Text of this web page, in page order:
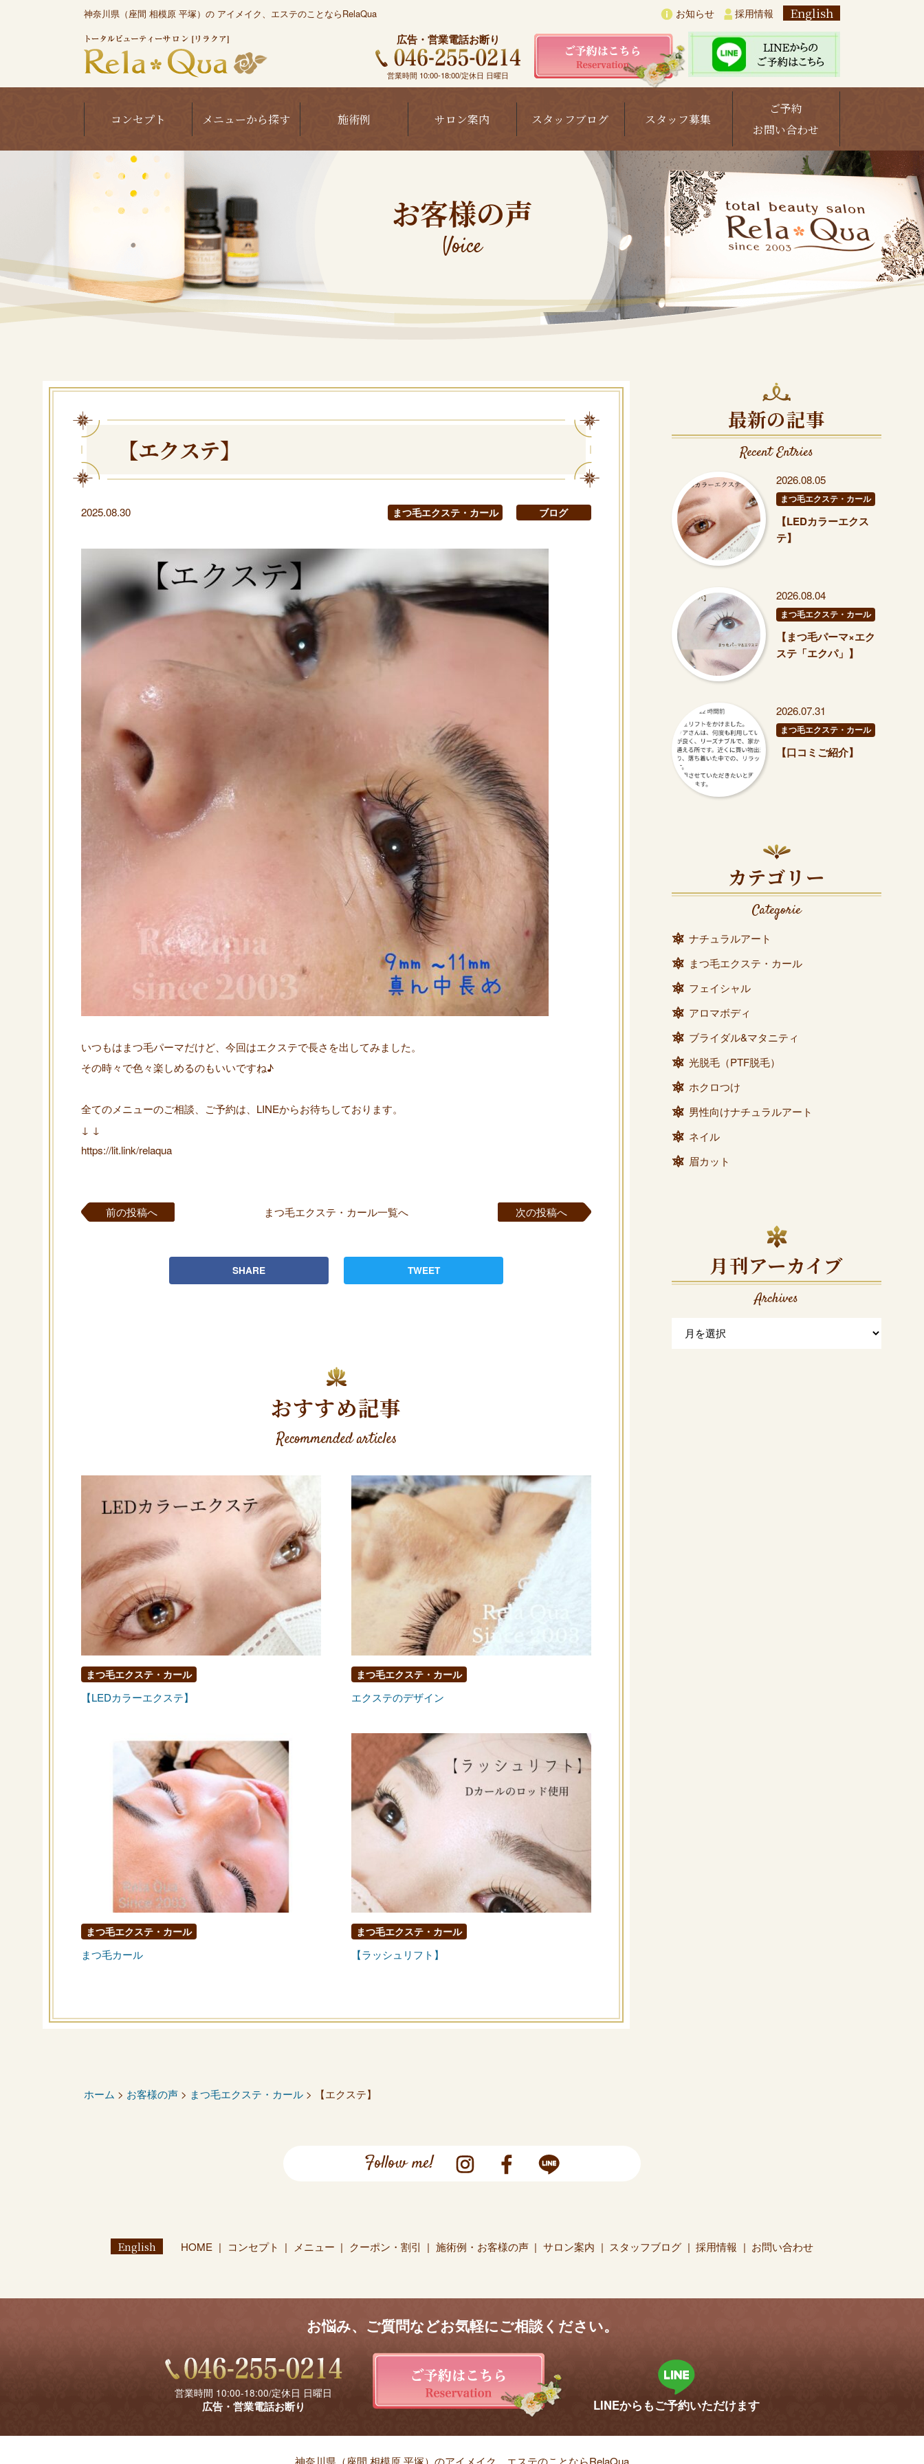
神奈川県（座間 相模原 平塚）の アイメイク、エステのことならRelaQua お知らせ 採用情報 English
広告・営業電話お断り
営業時間 10:00-18:00/定休日 日曜日
コンセプト メニューから探す 施術例 サロン案内 スタッフブログ スタッフ募集
ご予約
お問い合わせ
お客様の声
Voice
【エクステ】
2025.08.30 まつ毛エクステ・カール ブログ
いつもはまつ毛パーマだけど、今回はエクステで長さを出してみました。
その時々で色々楽しめるのもいいですね♪
全てのメニューのご相談、ご予約は、LINEからお待ちしております。
↓ ↓
https://lit.link/relaqua
前の投稿へ まつ毛エクステ・カール一覧へ 次の投稿へ
SHARE TWEET
おすすめ記事
Recommended articles
まつ毛エクステ・カール
【LEDカラーエクステ】
まつ毛エクステ・カール
エクステのデザイン
まつ毛エクステ・カール
まつ毛カール
まつ毛エクステ・カール
【ラッシュリフト】
最新の記事
Recent Entries
2026.08.05
まつ毛エクステ・カール
【LEDカラーエクス
テ】
2026.08.04
まつ毛エクステ・カール
【まつ毛パーマ×エク
ステ「エクパ」】
2026.07.31
まつ毛エクステ・カール
【口コミご紹介】
カテゴリー
Categorie
ナチュラルアート
まつ毛エクステ・カール
フェイシャル
アロマボディ
ブライダル&マタニティ
光脱毛（PTF脱毛）
ホクロつけ
男性向けナチュラルアート
ネイル
眉カット
月刊アーカイブ
Archives
ホーム > お客様の声 > まつ毛エクステ・カール > 【エクステ】
Follow me!
English HOME コンセプト メニュー クーポン・割引 施術例・お客様の声 サロン案内 スタッフブログ 採用情報 お問い合わせ
お悩み、ご質問などお気軽にご相談ください。
営業時間 10:00-18:00/定休日 日曜日
広告・営業電話お断り LINEからもご予約いただけます
神奈川県（座間 相模原 平塚）のアイメイク、 エステのことならRelaQua